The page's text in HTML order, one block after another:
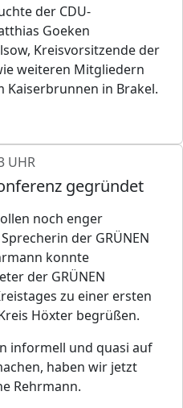
der CDU-
Goeken
Kreisvorsitzende der
weiteren Mitgliedern
Kaiserbrunnen in Brakel.
UHR
gegründet
noch enger
der GRÜNEN
konnte
der GRÜNEN
zu einer ersten
Höxter begrüßen.
informell und quasi auf
haben wir jetzt
Rehrmann.